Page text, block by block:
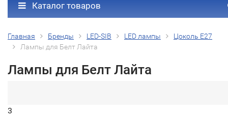
Каталог товаров
Главная Бренды LED-SIB LED лампы
Цоколь Е27
Лампы для Белт Лайта
Лампы для Белт Лайта
3